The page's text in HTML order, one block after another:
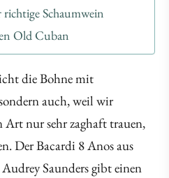
Schaumwein
Old Cuban
die Bohne mit
auch, weil wir
Art nur sehr zaghaft trauen,
Der Bacardi 8 Anos aus
Saunders gibt einen